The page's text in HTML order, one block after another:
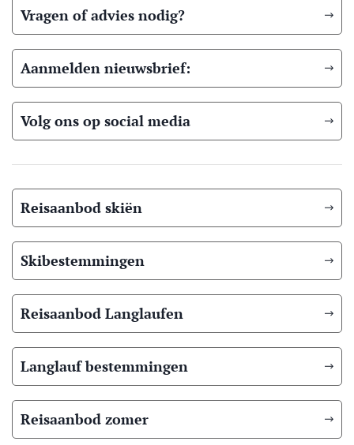
Vragen of advies nodig?
Aanmelden nieuwsbrief:
Volg ons op social media
Reisaanbod skiën
Skibestemmingen
Reisaanbod Langlaufen
Langlauf bestemmingen
Reisaanbod zomer